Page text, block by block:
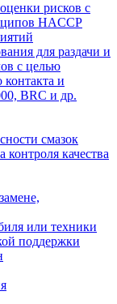
рисков с
HACCP
для раздачи и
с целью
контакта и
BRC и др.
смазок
контроля качества
или техники
поддержки